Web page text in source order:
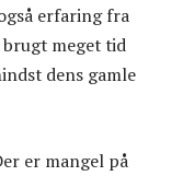
erfaring fra
brugt meget tid
dens gamle
er mangel på